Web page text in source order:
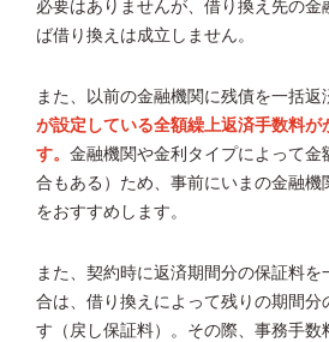
必要はありませんが、借り換え先の金
ば借り換えは成立しません。
また、以前の金融機関に残債を一括返
が設定している全額繰上返済手数料が
す。 金融機関や金利タイプによって金
合もある）ため、事前にいまの金融機
をおすすめします。
また、契約時に返済期間分の保証料
合は、借り換えによって残りの期間分
す（戻し保証料）。その際、事務手数